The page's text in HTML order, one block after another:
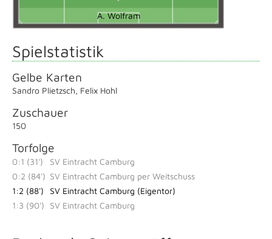
A. Wolfram
Spielstatistik
Gelbe Karten
Sandro Plietzsch, Felix Hohl
Zuschauer
150
Torfolge
0:1 (31')
SV Eintracht Camburg
0:2 (84') SV Eintracht Camburg per Weitschuss
1:2 (88')
SV Eintracht Camburg (Eigentor)
1:3 (90')
SV Eintracht Camburg